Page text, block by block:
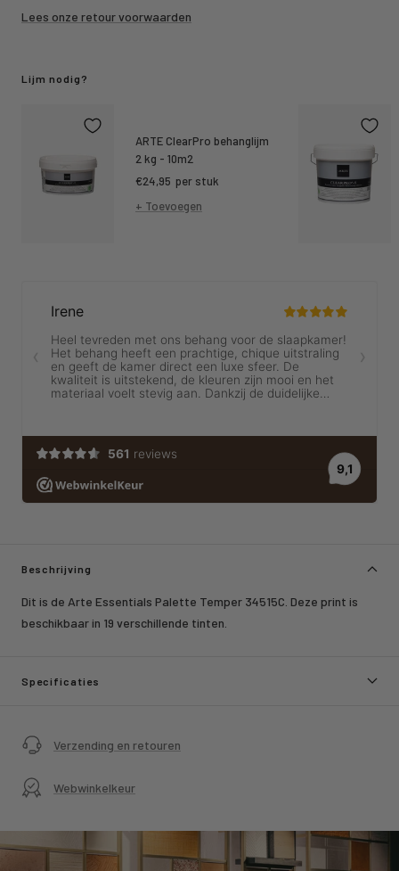
Lees onze retour voorwaarden
Beschrijving
Dit is de Arte Essentials Palette Temper 34515C. Deze print is
beschikbaar in 19 verschillende tinten.
Specificaties
Verzending en retouren
Webwinkelkeur
Lijm nodig?
ARTE ClearPro behanglijm
2 kg - 10m2
Kortings
prijs
€24,95 per stuk
+ Toevoegen